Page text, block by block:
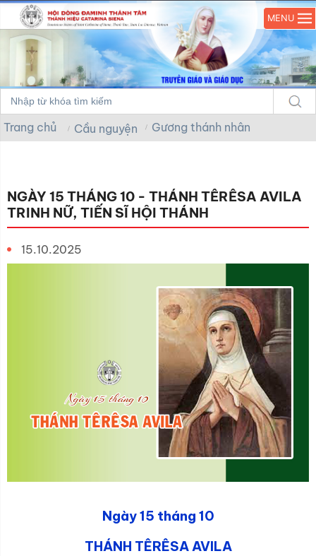
MENU
Trang chủ Cầu nguyện Gương thánh nhân
NGÀY 15 THÁNG 10 - THÁNH TÊRÊSA AVILA
TRINH NỮ, TIẾN SĨ HỘI THÁNH
15.10.2025
Ngày 15 tháng 10
THÁNH TÊRÊSA AVILA